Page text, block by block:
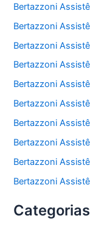
Bertazzoni
Bertazzoni
Bertazzoni
Bertazzoni
Bertazzoni
Bertazzoni
Bertazzoni
Bertazzoni
Bertazzoni
Bertazzoni
Categorias